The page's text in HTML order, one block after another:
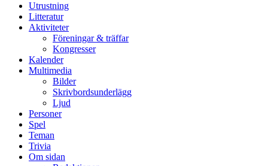
Utrustning
Litteratur
Aktiviteter
Föreningar & träffar
Kongresser
Kalender
Multimedia
Bilder
Skrivbordsunderlägg
Ljud
Personer
Spel
Teman
Trivia
Om sidan